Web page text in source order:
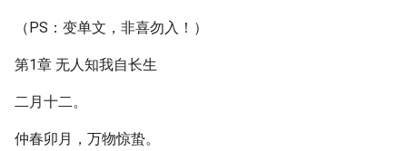
（PS：变单文，非喜勿入！）
第1章 无人知我自长生
二月十二。
仲春卯月，万物惊蛰。